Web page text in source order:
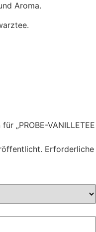
Aroma.
„PROBE-VANILLETEE
Erforderliche